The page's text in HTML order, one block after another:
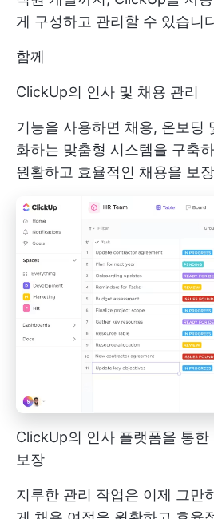
게 구성하고 관리할 수 있습니
함께
ClickUp의 인사 및 채용 관리
기능을 사용하면 채용, 온보딩
화하는 맞춤형 시스템을 구축
원활하고 효율적인 채용을 보
ClickUp의 인사 플랫폼을 통
보장
지루한 관리 작업은 이제 그만